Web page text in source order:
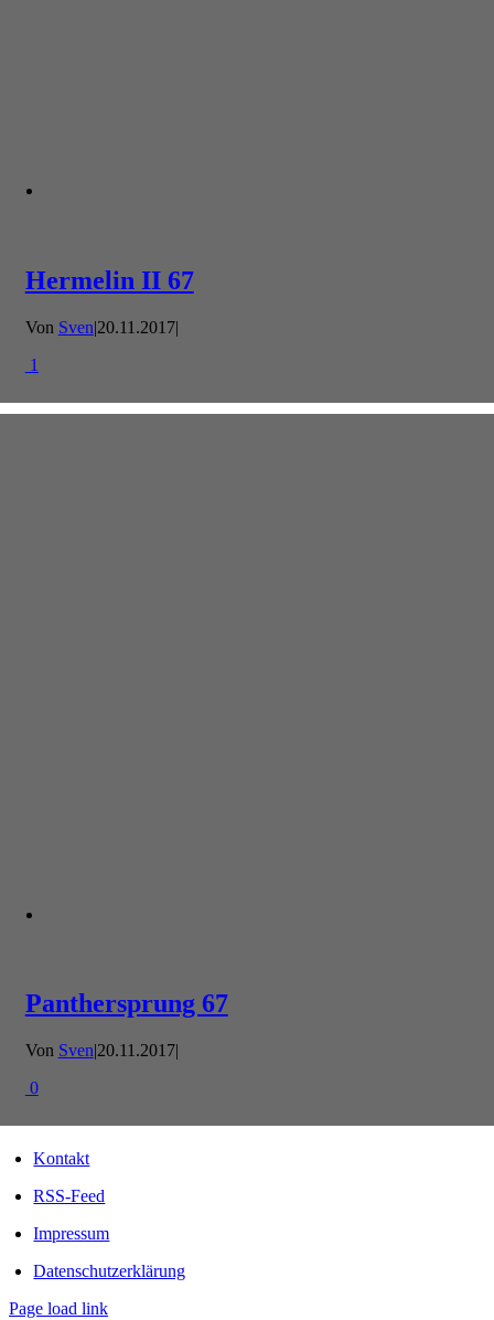
Hermelin II 67
Von Sven|20.11.2017|
1
Panthersprung 67
Von Sven|20.11.2017|
0
Kontakt
RSS-Feed
Impressum
Datenschutzerklärung
Page load link